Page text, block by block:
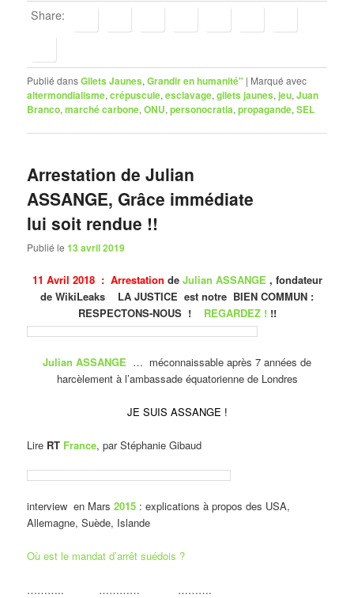
Share:
Publié dansGilets Jaunes,Grandir en humanité" | Marqué avec
altermondialisme,crépuscule,esclavage,gilets jaunes,jeu,Juan
Branco,marché carbone,ONU,personocratia,propagande,SEL
Arrestation de Julian
ASSANGE, Grâce immédiate
lui soit rendue !!
Publié le13 avril 2019
11 Avril 2018 : Arrestation de Julian ASSANGE , fondateur
de WikiLeaks
LA JUSTICE est notre BIEN COMMUN :
RESPECTONS-NOUS !
REGARDEZ !!!
Julian ASSANGE … méconnaissable après 7 années de
harcèlement à l’ambassade équatorienne de Londres
JE SUIS ASSANGE !
Lire RT France, par Stéphanie Gibaud
interview en Mars2015 : explications à propos des USA,
Allemagne, Suède, Islande
Où est le mandat d’arrêt suédois ?
……….. ………… ……….